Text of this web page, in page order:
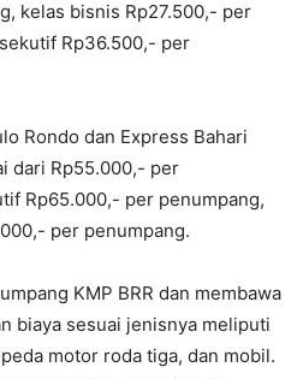
kelas bisnis Rp27.500,- per
Rp36.500,- per
Rondo dan Express Bahari
dari Rp55.000,- per
Rp65.000,- per penumpang,
per penumpang.
KMP BRR dan membawa
biaya sesuai jenisnya meliputi
motor roda tiga, dan mobil.